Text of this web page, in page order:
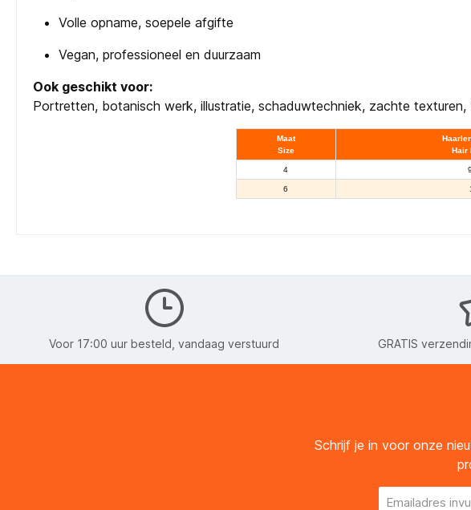
Volle opname, soepele afgifte
Vegan, professioneel en duurzaam
Ook geschikt voor:
Portretten, botanisch werk, illustratie, schaduwtechniek, zachte texturen,
Maat
Size
Hair
4
6
Voor 17:00 uur besteld, vandaag verstuurd GRATIS
Schrijf je in voor onze